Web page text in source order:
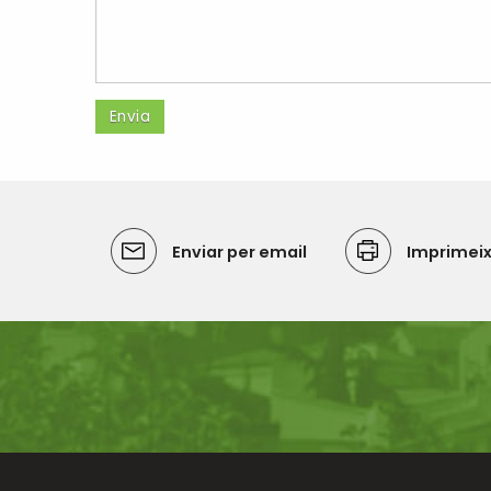
Enviar per email